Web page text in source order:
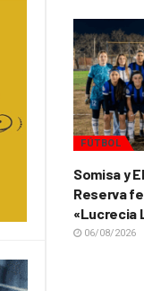
FÚTBOL
Somisa y
Reserva
«Lucrecia
06/08/2026